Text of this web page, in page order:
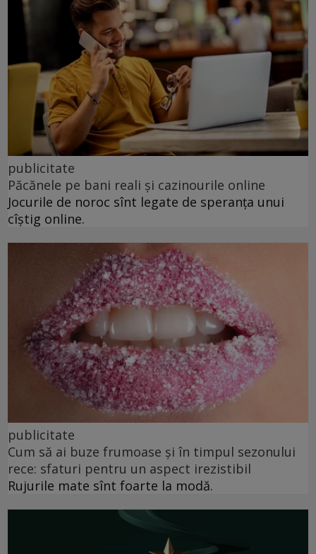
publicitate
Păcănele pe bani reali și cazinourile online
Jocurile de noroc sînt legate de speranța unui
cîștig online.
publicitate
Cum să ai buze frumoase şi în timpul sezonului
rece: sfaturi pentru un aspect irezistibil
Rujurile mate sînt foarte la modă.